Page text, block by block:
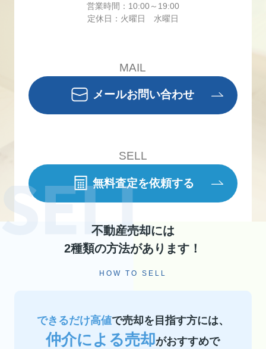
営業時間：10:00～19:00
定休日：火曜日 水曜日
MAIL
メールお問い合わせ
SELL
無料査定を依頼する
不動産売却には
2種類の方法があります！
HOW TO SELL
できるだけ高値で売却を目指す方には、
仲介による売却がおすすめで